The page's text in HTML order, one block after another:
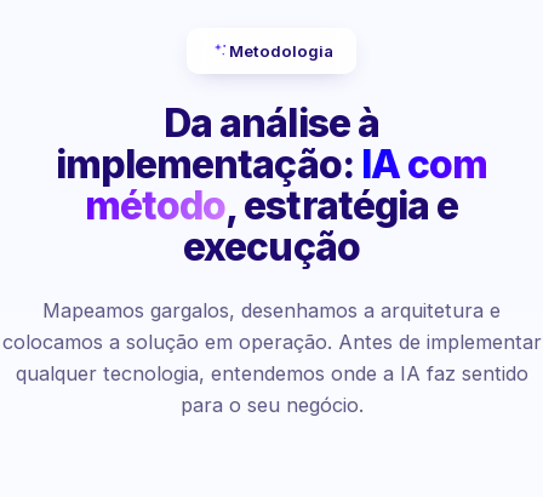
Metodologia
Da análise à
implementação: IA com
método, estratégia e
execução
Mapeamos gargalos, desenhamos a arquitetura e
colocamos a solução em operação. Antes de implementar
qualquer tecnologia, entendemos onde a IA faz sentido
para o seu negócio.